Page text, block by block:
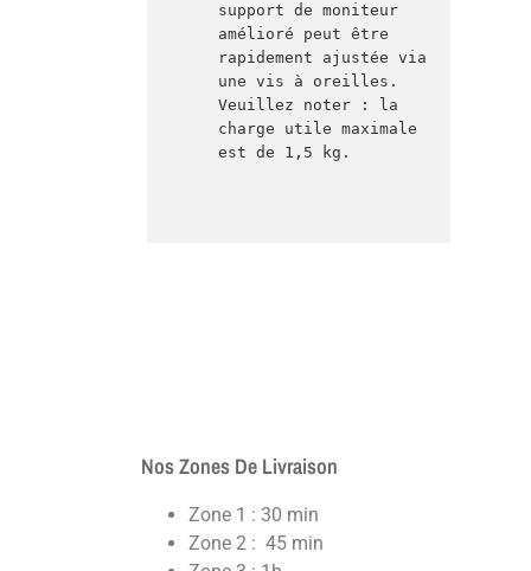
support de moniteur
amélioré peut être
rapidement ajustée via
une vis à oreilles.
Veuillez noter : la
charge utile maximale
est de 1,5 kg.
Nos Zones De Livraison
Zone 1 : 30 min
Zone 2 : 45 min